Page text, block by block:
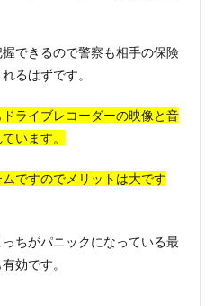
できるので警察も相手の保険
るはずです。
ライブレコーダーの映像と音
います。
ですのでメリットは大です
ちがパニックになっている最
効です。